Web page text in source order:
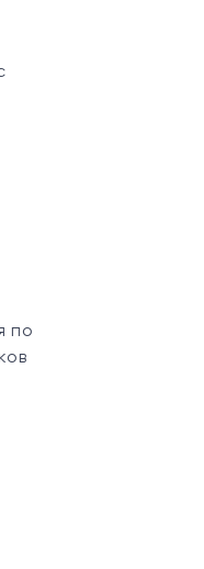
по